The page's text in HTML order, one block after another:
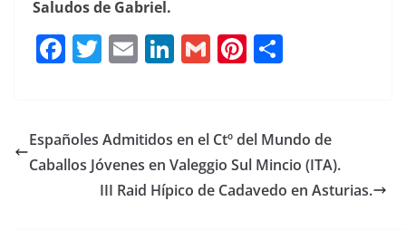
Saludos de Gabriel.
F
a
e
b
T
w
te
r
E
m
l
Li
n
e
dI
n
G
m
l
Pi
n
re
st
p
a
rt
Españoles Admitidos en el Ctº del Mundo de
Caballos Jóvenes en Valeggio Sul Mincio (ITA).
III Raid Hípico de Cadavedo en Asturias.